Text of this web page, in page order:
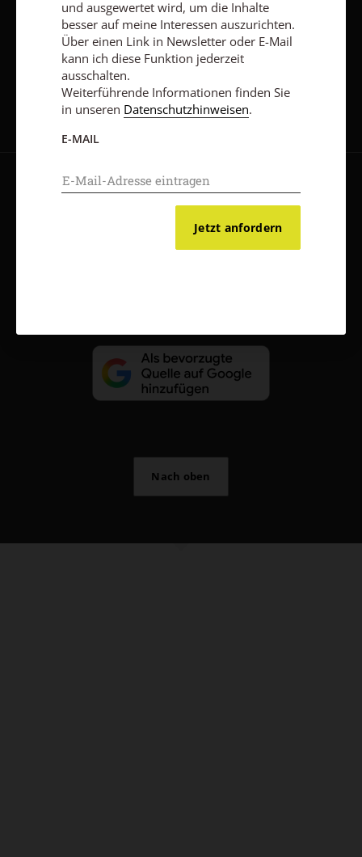
Jetzt anmelden
AGB und Widerrufsbelehrung Datenschutz
Nach oben
und ausgewertet wird, um die Inhalte
besser auf meine Interessen auszurichten.
Über einen Link in Newsletter oder E-Mail
kann ich diese Funktion jederzeit
ausschalten.
Weiterführende Informationen finden Sie
in unseren Datenschutzhinweisen.
E-MAIL
Jetzt anfordern